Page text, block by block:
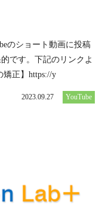
のショート動画に投稿
です。下記のリンクよ
正】https://y
2023.09.27 YouTube